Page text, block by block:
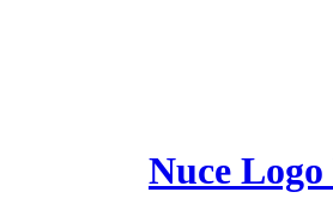
Nuce Logo